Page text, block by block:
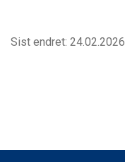
Sist endret: 24.02.2026